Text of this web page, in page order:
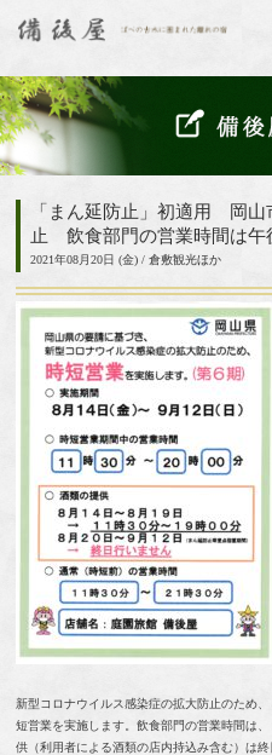
「まん延防止」初適用 岡
止 飲食部門の営業時間は午
2021年08月20日 (金) / 倉敷観光ほか
新型コロナウイルス感染症の拡大防止のため
短営業を実施します。飲食部門の営業時間は
供（利用者による酒類の店内持込み含む）は終